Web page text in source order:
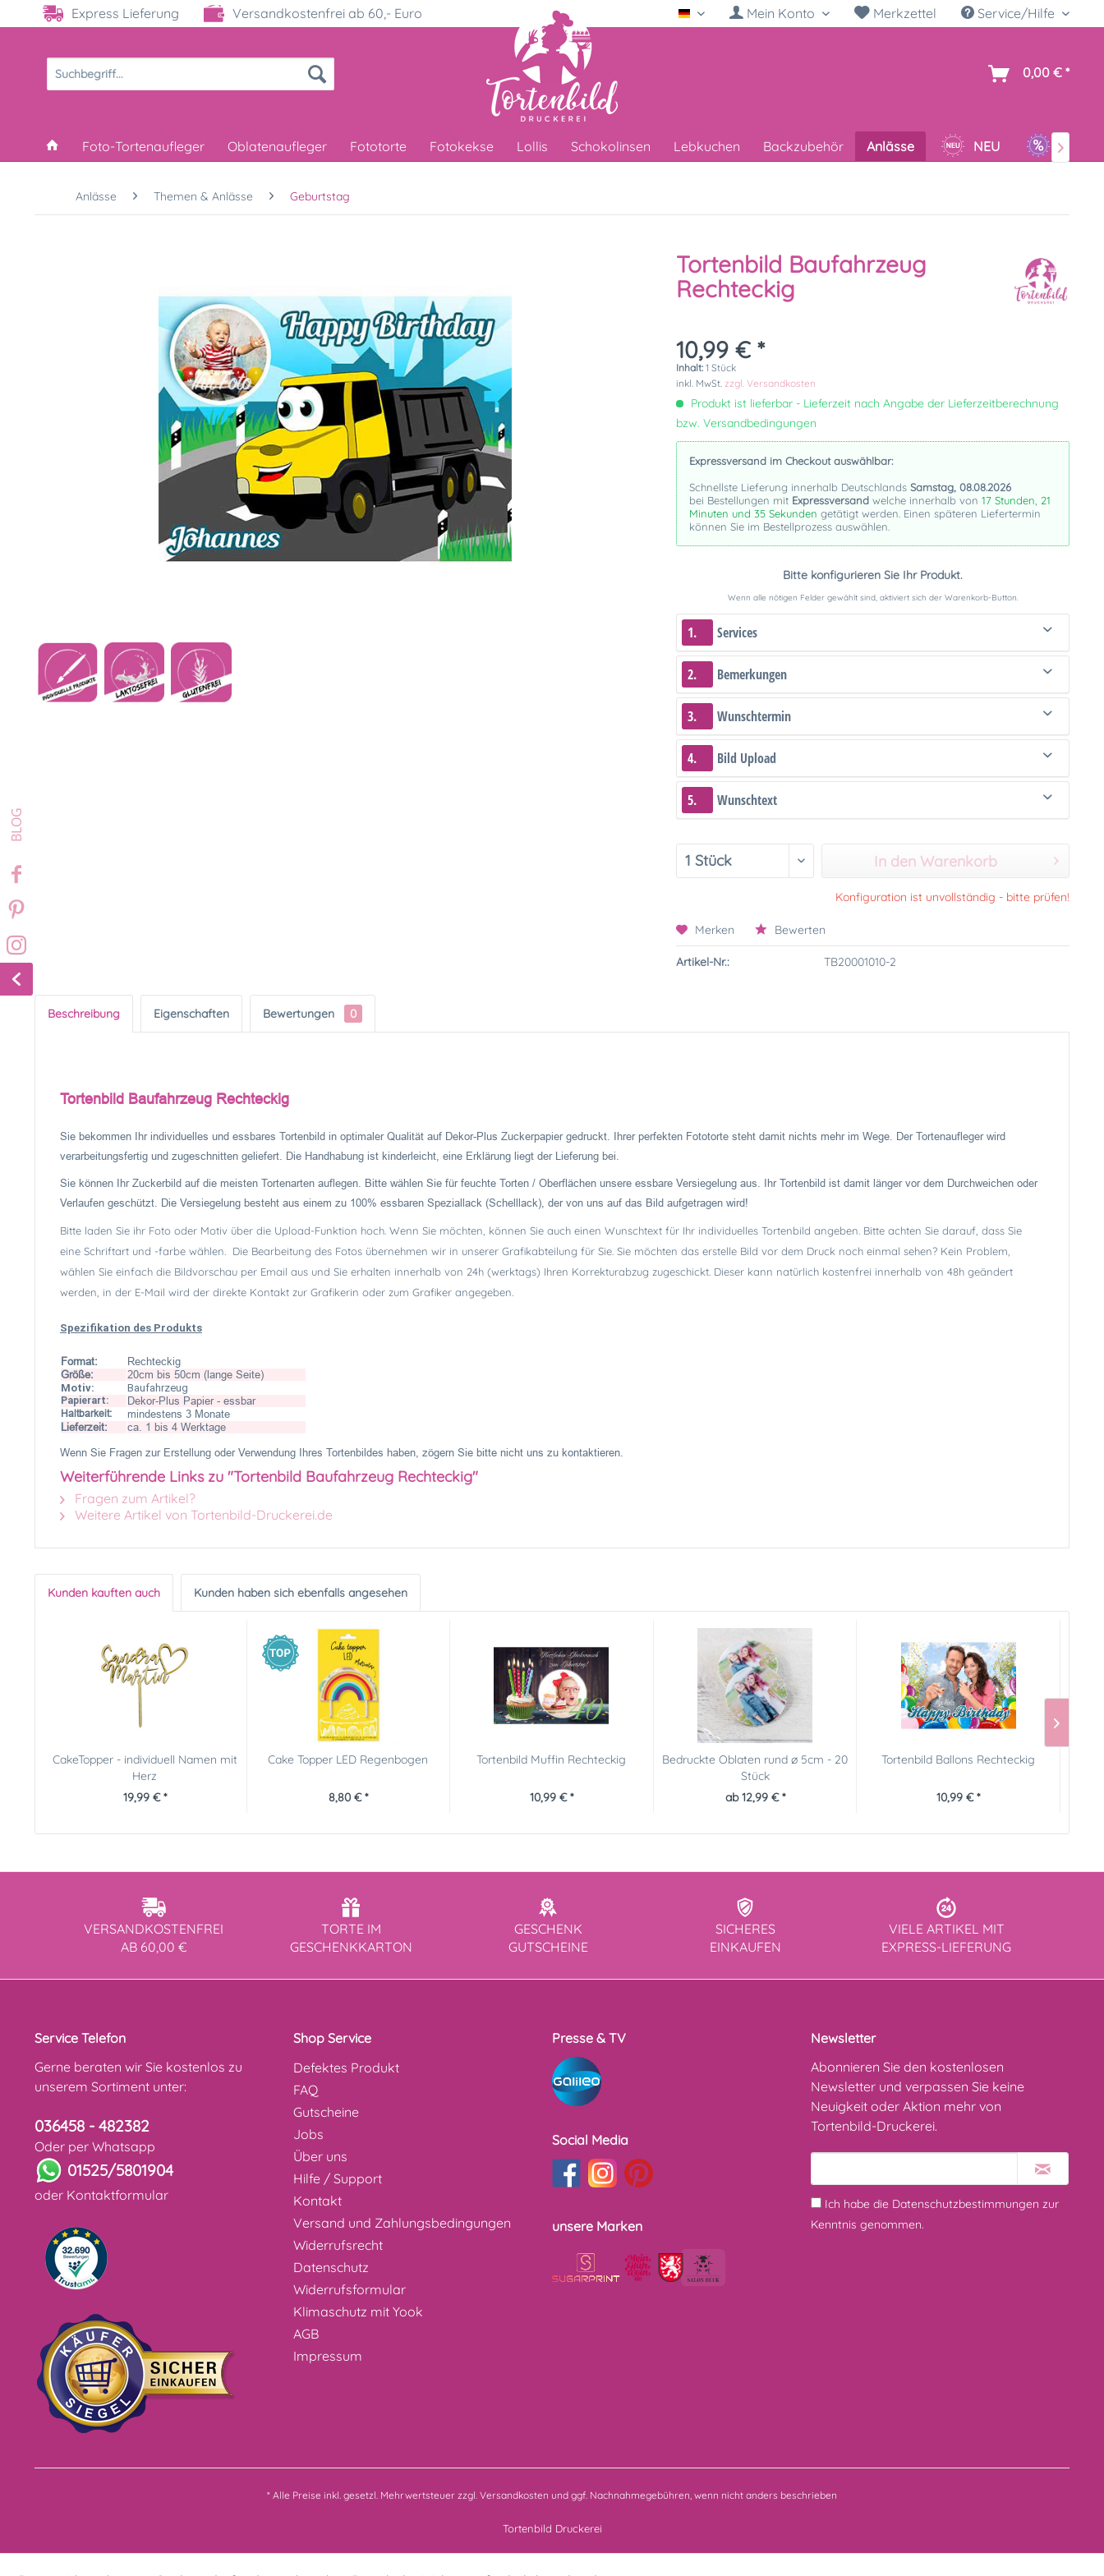
Express Lieferung Versandkostenfrei ab 60,- Euro Deutsch Mein Konto Merkzettel Service/Hilfe
0,00 € *
Foto-Tortenaufleger Oblatenaufleger Fototorte Fotokekse Lollis Schokolinsen Lebkuchen Backzubehör Anlässe NEU SALE

Anlässe Themen & Anlässe Geburtstag
Tortenbild Baufahrzeug
Rechteckig
10,99 € *
Inhalt:1 Stück
inkl. MwSt.zzgl. Versandkosten
Produkt ist lieferbar - Lieferzeit nach Angabe der Lieferzeitberechnung
bzw. Versandbedingungen
Expressversand im Checkout auswählbar:
Schnellste Lieferung innerhalb DeutschlandsSamstag, 08.08.2026
bei Bestellungen mit Expressversand welche innerhalb von17 Stunden, 21
Minuten und 34 Sekunden getätigt werden. Einen späteren Liefertermin
können Sie im Bestellprozess auswählen.
Bitte konfigurieren Sie Ihr Produkt.
Wenn alle nötigen Felder gewählt sind, aktiviert sich der Warenkorb-Button.
1. Services
2. Bemerkungen
3. Wunschtermin
4. Bild Upload
5. Wunschtext
In den Warenkorb
Konfiguration ist unvollständig - bitte prüfen!
Merken Bewerten
Artikel-Nr.: TB20001010-2
Beschreibung Eigenschaften Bewertungen 0
Tortenbild Baufahrzeug Rechteckig
Sie bekommen Ihr individuelles und essbares Tortenbild in optimaler Qualität auf Dekor-Plus Zuckerpapier gedruckt. Ihrer perfekten Fototorte steht damit nichts mehr im Wege. Der Tortenaufleger wird
verarbeitungsfertig und zugeschnitten geliefert. Die Handhabung ist kinderleicht, eine Erklärung liegt der Lieferung bei.
Sie können Ihr Zuckerbild auf die meisten Tortenarten auflegen. Bitte wählen Sie für feuchte Torten / Oberflächen unsere essbare Versiegelung aus. Ihr Tortenbild ist damit länger vor dem Durchweichen oder
Verlaufen geschützt. Die Versiegelung besteht aus einem zu 100% essbaren Speziallack (Schelllack), der von uns auf das Bild aufgetragen wird!
Bitte laden Sie ihr Foto oder Motiv über die Upload-Funktion hoch. Wenn Sie möchten, können Sie auch einen Wunschtext für Ihr individuelles Tortenbild angeben. Bitte achten Sie darauf, dass Sie
eine Schriftart und -farbe wählen. Die Bearbeitung des Fotos übernehmen wir in unserer Grafikabteilung für Sie. Sie möchten das erstelle Bild vor dem Druck noch einmal sehen? Kein Problem,
wählen Sie einfach die Bildvorschau per Email aus und Sie erhalten innerhalb von 24h (werktags) Ihren Korrekturabzug zugeschickt. Dieser kann natürlich kostenfrei innerhalb von 48h geändert
werden, in der E-Mail wird der direkte Kontakt zur Grafikerin oder zum Grafiker angegeben.
Spezifikation des Produkts
Format:
Rechteckig
Größe:
20cm bis 50cm (lange Seite)
Motiv:
Baufahrzeug
Papierart: Dekor-Plus Papier - essbar
Haltbarkeit:
mindestens 3 Monate
Lieferzeit:
ca. 1 bis 4 Werktage
Wenn Sie Fragen zur Erstellung oder Verwendung Ihres Tortenbildes haben, zögern Sie bitte nicht uns zu kontaktieren.
Weiterführende Links zu "Tortenbild Baufahrzeug Rechteckig"
Fragen zum Artikel?
Weitere Artikel von Tortenbild-Druckerei.de
Kunden kauften auch Kunden haben sich ebenfalls angesehen
CakeTopper - individuell Namen mit
Herz
19,99 € *
Cake Topper LED Regenbogen
8,80 € *
Tortenbild Muffin Rechteckig
10,99 € *
Bedruckte Oblaten rund ø 5cm - 20
Stück
ab 12,99 € *
Tortenbild Ballons Rechteckig
10,99 € *
VERSANDKOSTENFREI
AB 60,00 €
TORTE IM
GESCHENKKARTON
GESCHENK
GUTSCHEINE
SICHERES
EINKAUFEN
VIELE ARTIKEL MIT
EXPRESS-LIEFERUNG
Service Telefon
Gerne beraten wir Sie kostenlos zu
unserem Sortiment unter:
036458 - 482382
Oder per Whatsapp
01525/5801904
oder Kontaktformular
Shop Service
Defektes Produkt
FAQ
Gutscheine
Jobs
Über uns
Hilfe / Support
Kontakt
Versand und Zahlungsbedingungen
Widerrufsrecht
Datenschutz
Widerrufsformular
Klimaschutz mit Yook
AGB
Impressum
Presse & TV
Social Media
unsere Marken
Newsletter
Abonnieren Sie den kostenlosen
Newsletter und verpassen Sie keine
Neuigkeit oder Aktion mehr von
Tortenbild-Druckerei.
Ich habe die Datenschutzbestimmungen zur
Kenntnis genommen.
* Alle Preise inkl. gesetzl. Mehrwertsteuer zzgl. Versandkosten und ggf. Nachnahmegebühren, wenn nicht anders beschrieben
Tortenbild Druckerei